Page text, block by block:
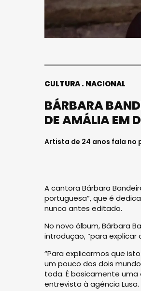
CULTURA NACIONAL
BÁRBARA
DE AMÁLIA EM
Artista de 24 anos fala no
A cantora Bárbara
portuguesa”, que é
nunca antes editado.
No novo álbum, Bárbara
introdução, “para explicar
“Para explicarmos que
um pouco dos dois
toda. É basicamente
entrevista à agência Lusa.